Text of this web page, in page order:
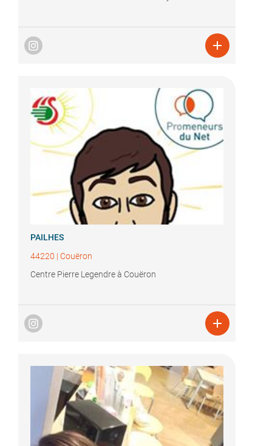

PAILHES
44220 | Couëron
Centre Pierre Legendre à Couëron
